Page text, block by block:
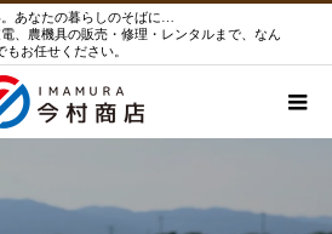
あなたの暮らしのそばに…
、農機具の販売・修理・レンタルまで、なん
もお任せください。